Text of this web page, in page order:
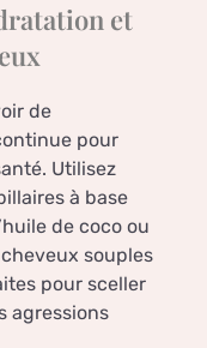
et
de
pour
Utilisez
à base
de coco ou
souples
pour sceller
agressions